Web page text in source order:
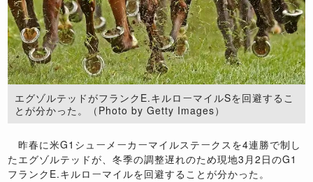
エグゾルテッドがフランクE.キルローマイルSを回避するこ
とが分かった。（Photo by Getty Images）
昨春に米G1シューメーカーマイルステークスを4連勝で制し
たエグゾルテッドが、冬季の調整遅れのため現地3月2日のG1
フランクE.キルローマイルを回避することが分かった。